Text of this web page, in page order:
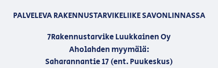
PALVELEVA RAKENNUSTARVIKELIIKE SAVONLINNASSA
7Rakennustarvike Luukkainen Oy
Aholahden myymälä:
Saharannantie 17 (ent. Puukeskus)